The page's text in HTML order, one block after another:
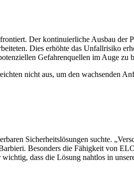
Der kontinuierliche Ausbau der
Dies erhöhte das Unfallrisiko
Gefahrenquellen im Auge zu
nicht aus, um den wachsenden
Sicherheitslösungen suchte.
Besonders die Fähigkeit von
dass die Lösung nahtlos in